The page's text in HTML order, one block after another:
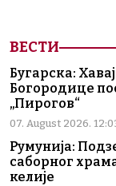
ВЕСТИ
Бугарска:
Богородице
„Пирогов“
07. August 2026.
Румунија:
саборног
келије